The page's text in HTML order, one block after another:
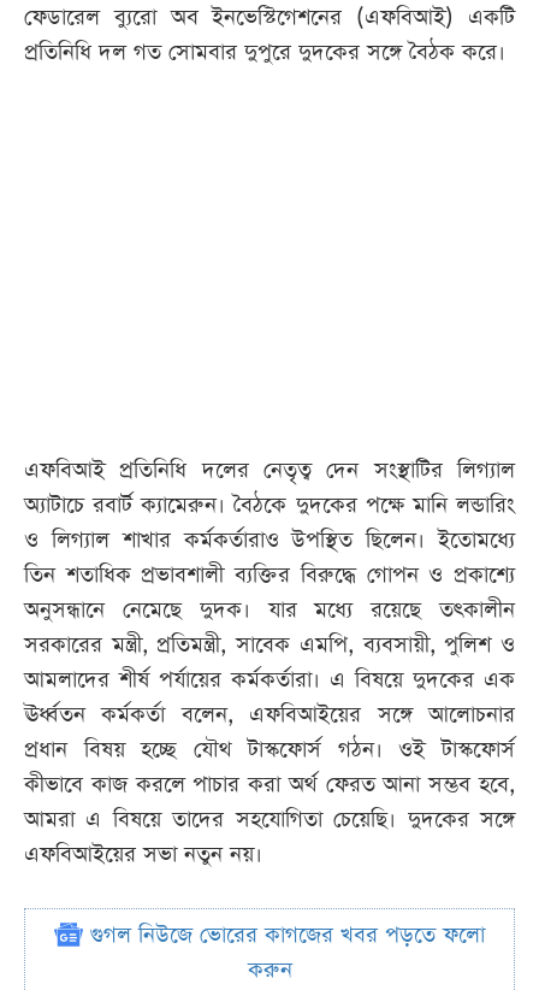
ফেডারেল ব্যুরো অব ইনভেস্টিগেশনের (এফবিআই) একটি
প্রতিনিধি দল গত সোমবার দুপুরে দুদকের সঙ্গে বৈঠক করে।
এফবিআই প্রতিনিধি দলের নেতৃত্ব দেন সংস্থাটির লিগ্যাল
অ্যাটাচে রবার্ট ক্যামেরুন। বৈঠকে দুদকের পক্ষে মানি লন্ডারিং
ও লিগ্যাল শাখার কর্মকর্তারাও উপস্থিত ছিলেন। ইতোমধ্যে
তিন শতাধিক প্রভাবশালী ব্যক্তির বিরুদ্ধে গোপন ও প্রকাশ্যে
অনুসন্ধানে নেমেছে দুদক। যার মধ্যে রয়েছে তৎকালীন
সরকারের মন্ত্রী, প্রতিমন্ত্রী, সাবেক এমপি, ব্যবসায়ী, পুলিশ ও
আমলাদের শীর্ষ পর্যায়ের কর্মকর্তারা। এ বিষয়ে দুদকের এক
ঊর্ধ্বতন কর্মকর্তা বলেন, এফবিআইয়ের সঙ্গে আলোচনার
প্রধান বিষয় হচ্ছে যৌথ টাস্কফোর্স গঠন। ওই টাস্কফোর্স
কীভাবে কাজ করলে পাচার করা অর্থ ফেরত আনা সম্ভব হবে,
আমরা এ বিষয়ে তাদের সহযোগিতা চেয়েছি। দুদকের সঙ্গে
এফবিআইয়ের সভা নতুন নয়।
গুগল নিউজে ভোরের কাগজের খবর পড়তে ফলো
করুন